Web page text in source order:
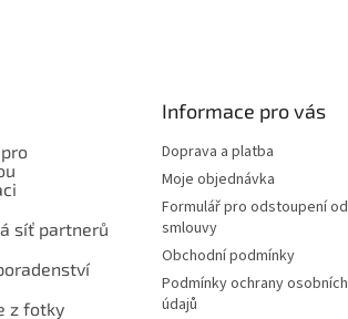
síť partnerů
z fotky
Informace pro vás
Doprava a platba
Moje objednávka
Formulář pro odstoupení od
smlouvy
Obchodní podmínky
Podmínky ochrany osobních
údajů